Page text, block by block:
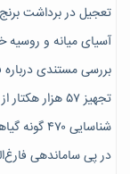
تعجیل در برداشت
آسیای میانه و روسیه
بررسی مستندی درباره
تجهیز ۵۷ هزار هکتار از اراضی لرستان به سیستم آبیاری نوین
شناسایی ۴۷٠ گونه گیاهان دارویی در آذربایجان غربی
در پی ساماندهی